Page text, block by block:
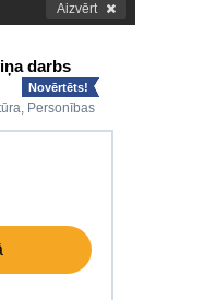
Aizvērt
darbs
Novērtēts!
, Personības